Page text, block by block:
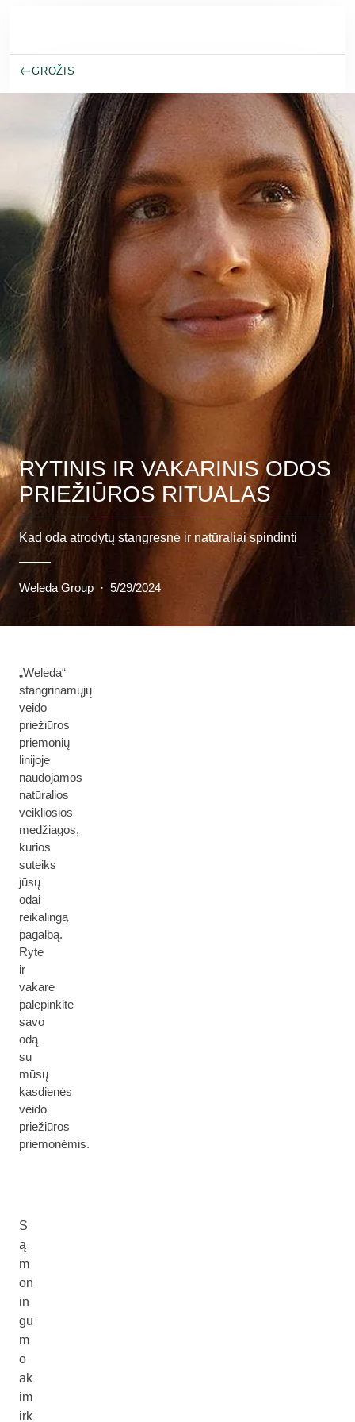
GROŽIS
RYTINIS IR VAKARINIS ODOS
PRIEŽIŪROS RITUALAS
Kad oda atrodytų stangresnė ir natūraliai spindinti
Weleda Group · 5/29/2024
„Weleda“
stangrinamųjų
veido
priežiūros
priemonių
linijoje
naudojamos
natūralios
veikliosios
medžiagos,
kurios
suteiks
jūsų
odai
reikalingą
pagalbą.
Ryte
ir
vakare
palepinkite
savo
odą
su
mūsų
kasdienės
veido
priežiūros
priemonėmis.
S
ą
m
on
in
gu
m
o
ak
im
irk